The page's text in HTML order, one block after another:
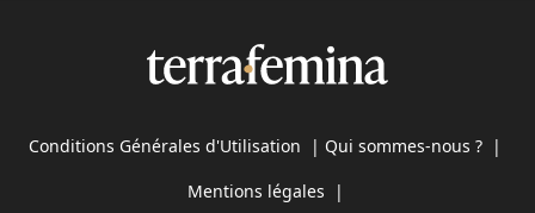
Conditions Générales d'Utilisation | Qui sommes-nous ? |
Mentions légales |